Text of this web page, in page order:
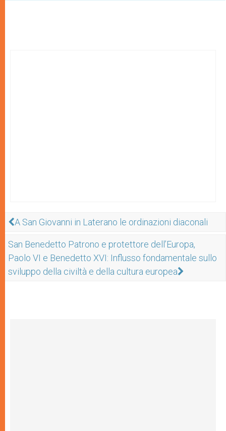
A San Giovanni in Laterano le ordinazioni diaconali
San Benedetto Patrono e protettore dell’Europa,
Paolo VI e Benedetto XVI: Influsso fondamentale sullo
sviluppo della civiltà e della cultura europea